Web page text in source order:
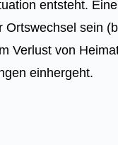
entsteht.
Ortswechsel sein
Verlust von
einhergeht.